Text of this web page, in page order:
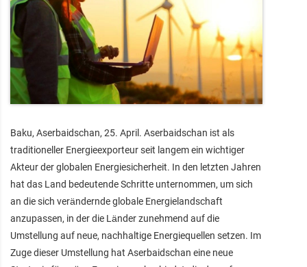
Baku, Aserbaidschan, 25. April. Aserbaidschan ist als
traditioneller Energieexporteur seit langem ein wichtiger
Akteur der globalen Energiesicherheit. In den letzten Jahren
hat das Land bedeutende Schritte unternommen, um sich
an die sich verändernde globale Energielandschaft
anzupassen, in der die Länder zunehmend auf die
Umstellung auf neue, nachhaltige Energiequellen setzen. Im
Zuge dieser Umstellung hat Aserbaidschan eine neue